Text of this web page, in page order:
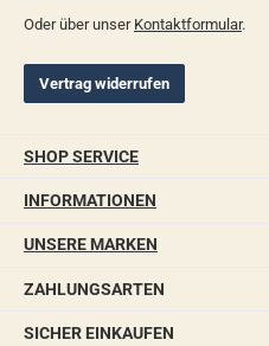
Oder über unser Kontaktformular.
Vertrag widerrufen
SHOP SERVICE
INFORMATIONEN
UNSERE MARKEN
ZAHLUNGSARTEN
SICHER EINKAUFEN